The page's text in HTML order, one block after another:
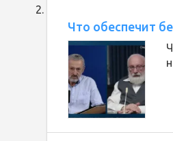
Что обеспечит